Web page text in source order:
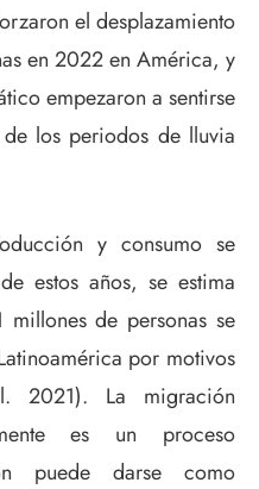
el desplazamiento
en 2022 en América, y
empezaron a sentirse
los periodos de lluvia
y consumo se
estos años, se estima
de personas se
por motivos
2021). La migración
es un proceso
puede darse como